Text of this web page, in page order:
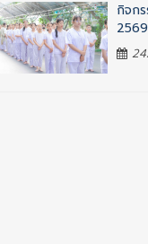
กิจก
2569